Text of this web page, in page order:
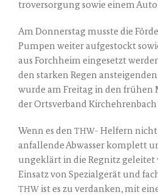
tro­ver­sor­gung sowie einem
Am Don­ners­tag muss­te die
Pum­pen wei­ter auf­ge­stockt
aus Forch­heim ein­ge­setzt
den star­ken Regen
wur­de am Frei­tag in den frü­hen
der Orts­ver­band
Wenn es den THW- Hel­fern nicht
anfal­len­de Abwas­ser kom­plett
unge­klärt in die Reg­nitz gelei­tet
Ein­satz von Spe­zi­al­ge­rät und
THW ist es zu ver­dan­ken, mit